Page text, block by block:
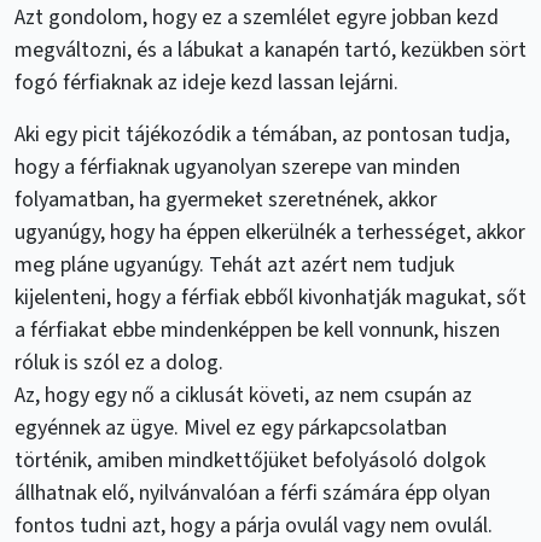
Azt gondolom, hogy ez a szemlélet egyre jobban kezd
megváltozni, és a lábukat a kanapén tartó, kezükben sört
fogó férfiaknak az ideje kezd lassan lejárni.
Aki egy picit tájékozódik a témában, az pontosan tudja,
hogy a férfiaknak ugyanolyan szerepe van minden
folyamatban, ha gyermeket szeretnének, akkor
ugyanúgy, hogy ha éppen elkerülnék a terhességet, akkor
meg pláne ugyanúgy. Tehát azt azért nem tudjuk
kijelenteni, hogy a férfiak ebből kivonhatják magukat, sőt
a férfiakat ebbe mindenképpen be kell vonnunk, hiszen
róluk is szól ez a dolog.
Az, hogy egy nő a ciklusát követi, az nem csupán az
egyénnek az ügye. Mivel ez egy párkapcsolatban
történik, amiben mindkettőjüket befolyásoló dolgok
állhatnak elő, nyilvánvalóan a férfi számára épp olyan
fontos tudni azt, hogy a párja ovulál vagy nem ovulál.